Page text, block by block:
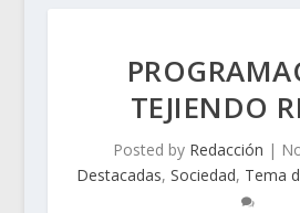
TEJIENDO
Posted by Redacción |
Destacadas,Sociedad, Tema